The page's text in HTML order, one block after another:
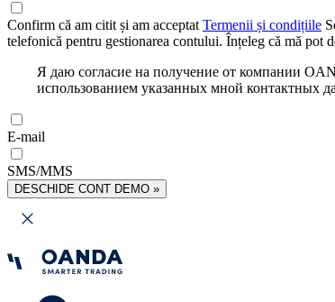
Confirm că am citit și am acceptat Termenii și condițiile
telefonică pentru gestionarea contului. Înțeleg că mă pot
Я даю согласие на получение от компании
использованием указанных мной контактных
E-mail
SMS/MMS
DESCHIDE CONT DEMO »